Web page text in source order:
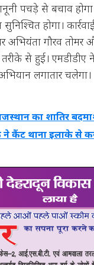
पचड़े से बचाव होगा
होगा।
अभियंता गौरव तोमर
तरीके से हुई।
लगातार चलेगा।
का शातिर
कैंट थाना इलाके से कर